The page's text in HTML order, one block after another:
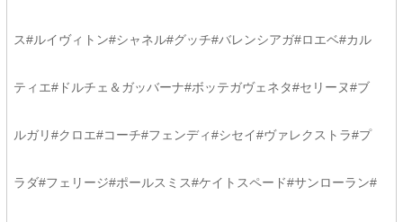
ス#ルイヴィトン#シャネル#グッチ#バレンシアガ#ロエベ#カル
ティエ#ドルチェ＆ガッバーナ#ボッテガヴェネタ#セリーヌ#ブ
ルガリ#クロエ#コーチ#フェンディ#シセイ#ヴァレクストラ#プ
ラダ#フェリージ#ポールスミス#ケイトスペード#サンローラン#